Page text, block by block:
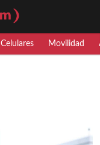
Celulares Movilidad